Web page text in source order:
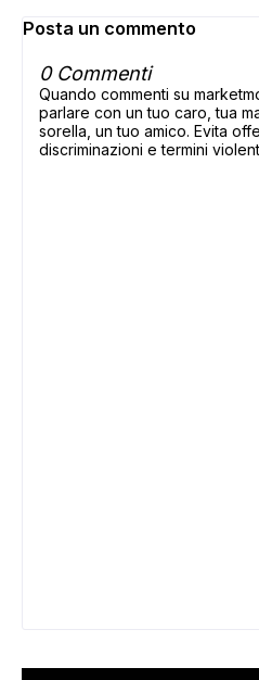
Posta un commento
0 Commenti
Quando commenti su
parlare con un tuo caro, tua
sorella, un tuo amico. Evita
discriminazioni e termini